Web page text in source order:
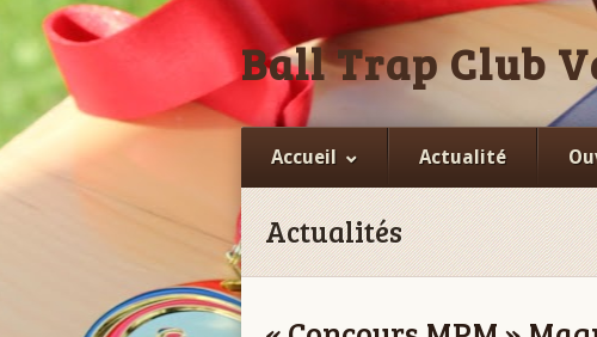
Ball Trap Club
Accueil Actualité
Actualités